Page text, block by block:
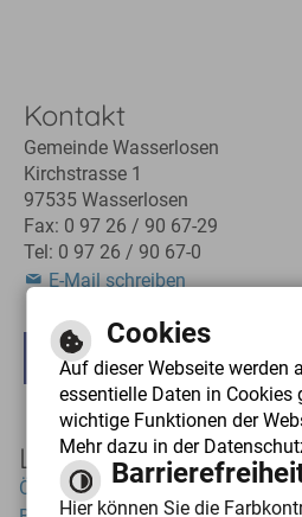
Kontakt
Gemeinde Wasserlosen
Kirchstrasse 1
97535 Wasserlosen
Fax: 0 97 26 / 90 67-29
Tel: 0 97 26 / 90 67-0
E-Mail schreiben
Leichte Sprache
Links
Öffnungszeiten
Cookies
Auf dieser Webseite werden
essentielle Daten in Cookies
wichtige Funktionen der
Mehr dazu in der
Hier können Sie die